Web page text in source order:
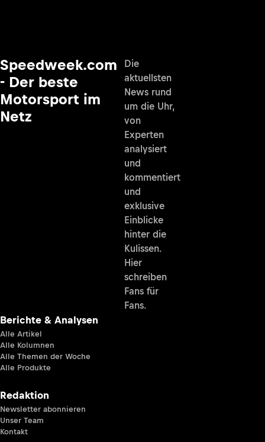
Speedweek.com
- Der beste
Motorsport im
Netz
Die
aktuellsten
News rund
um die Uhr,
von
Experten
analysiert
und
kommentiert
und
exklusive
Einblicke
hinter die
Kulissen.
Hier
schreiben
Fans für
Fans.
Berichte & Analysen
Alle Artikel
Alle Kolumnen
Alle Themen der Woche
Alle Produkte
Redaktion
Newsletter abonnieren
Unser Team
Kontakt